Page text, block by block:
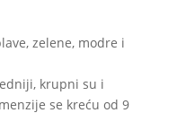
zelene, modre i
krupni su i
se kreću od 9